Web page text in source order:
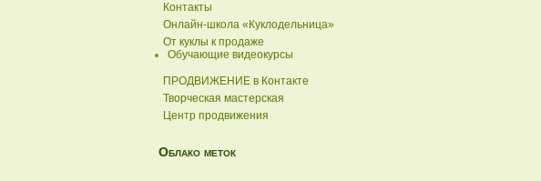
Контакты
Онлайн-школа «Куклодельница»
От куклы к продаже
Обучающие видеокурсы
ПРОДВИЖЕНИЕ в Контакте
Творческая мастерская
Центр продвижения
Облако меток